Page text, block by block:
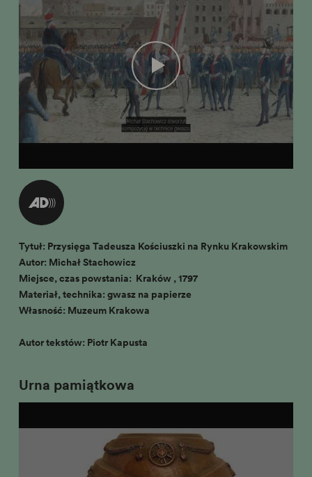
Tytuł: Przysięga Tadeusza Kościuszki na Rynku Krakowskim
Autor: Michał Stachowicz
Miejsce, czas powstania: Kraków , 1797
Materiał, technika: gwasz na papierze
Własność: Muzeum Krakowa
Autor tekstów: Piotr Kapusta
Urna pamiątkowa